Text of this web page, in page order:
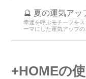
🔮 夏の運気アッ
幸運を呼ぶモチーフを
ーマにした運気アップ
+HOMEの